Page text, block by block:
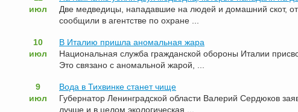
июл
Две медведицы, нападавшие на людей и домашний скот,
сообщили в агентстве по охране ...
10
июл
В Италию пришла аномальная жара
Национальная служба гражданской обороны Италии
Это связано с аномальной жарой, ...
9
июл
Вода в Тихвинке станет чище
Губернатор Ленинградской области Валерий Сердюков
лучше и в целом экологическая ...